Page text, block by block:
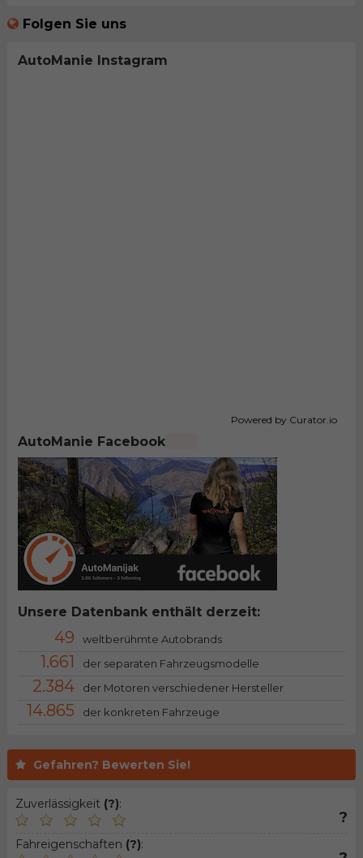
Gefahren? Bewerten Sie!
Zuverlässigkeit (?):
?
Fahreigenschaften (?):
Folgen Sie uns
AutoManie Instagram
Powered by Curator.io
AutoManie Facebook
Unsere Datenbank enthält derzeit:
49 weltberühmte Autobrands
1.661 der separaten Fahrzeugsmodelle
2.384 der Motoren verschiedener Hersteller
14.865 der konkreten Fahrzeuge